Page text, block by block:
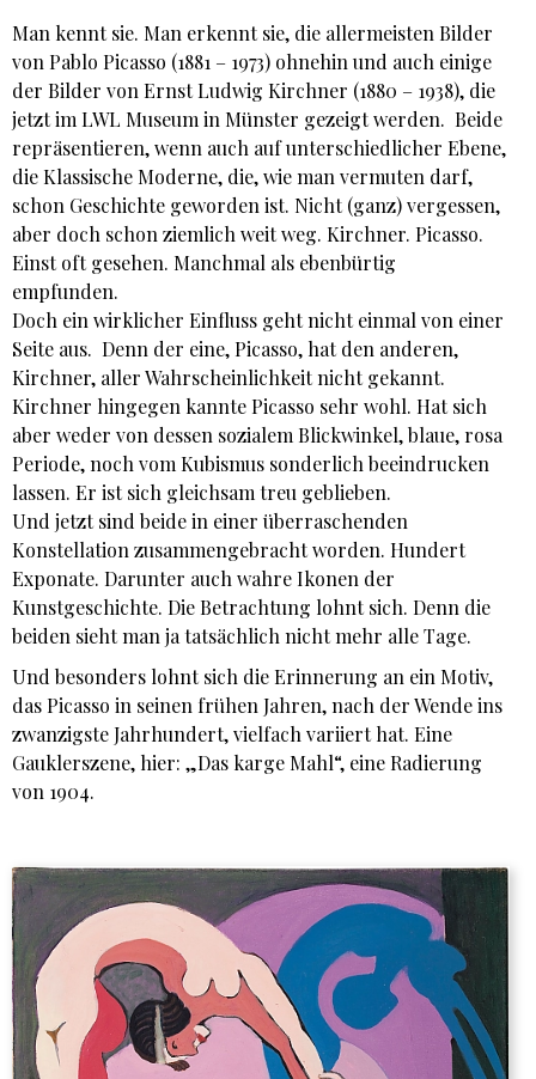
Man kennt sie. Man erkennt sie, die allermeisten Bilder
von Pablo Picasso (1881 – 1973) ohnehin und auch einige
der Bilder von Ernst Ludwig Kirchner (1880 – 1938), die
jetzt im LWL Museum in Münster gezeigt werden. Beide
repräsentieren, wenn auch auf unterschiedlicher Ebene,
die Klassische Moderne, die, wie man vermuten darf,
schon Geschichte geworden ist. Nicht (ganz) vergessen,
aber doch schon ziemlich weit weg. Kirchner. Picasso.
Einst oft gesehen. Manchmal als ebenbürtig
empfunden.
Doch ein wirklicher Einfluss geht nicht einmal von einer
Seite aus. Denn der eine, Picasso, hat den anderen,
Kirchner, aller Wahrscheinlichkeit nicht gekannt.
Kirchner hingegen kannte Picasso sehr wohl. Hat sich
aber weder von dessen sozialem Blickwinkel, blaue, rosa
Periode, noch vom Kubismus sonderlich beeindrucken
lassen. Er ist sich gleichsam treu geblieben.
Und jetzt sind beide in einer überraschenden
Konstellation zusammengebracht worden. Hundert
Exponate. Darunter auch wahre Ikonen der
Kunstgeschichte. Die Betrachtung lohnt sich. Denn die
beiden sieht man ja tatsächlich nicht mehr alle Tage.
Und besonders lohnt sich die Erinnerung an ein Motiv,
das Picasso in seinen frühen Jahren, nach der Wende ins
zwanzigste Jahrhundert, vielfach variiert hat. Eine
Gauklerszene, hier: „Das karge Mahl“, eine Radierung
von 1904.